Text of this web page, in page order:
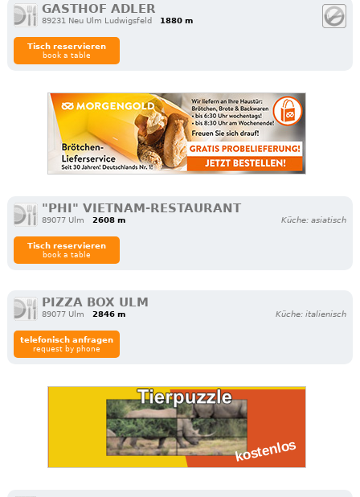
GASTHOF ADLER
89231 Neu Ulm Ludwigsfeld 1880 m
Tisch reservieren
book a table
"PHI" VIETNAM-RESTAURANT
89077 Ulm 2608 m Küche: asiatisch
Tisch reservieren
book a table
PIZZA BOX ULM
89077 Ulm 2846 m Küche: italienisch
telefonisch anfragen
request by phone